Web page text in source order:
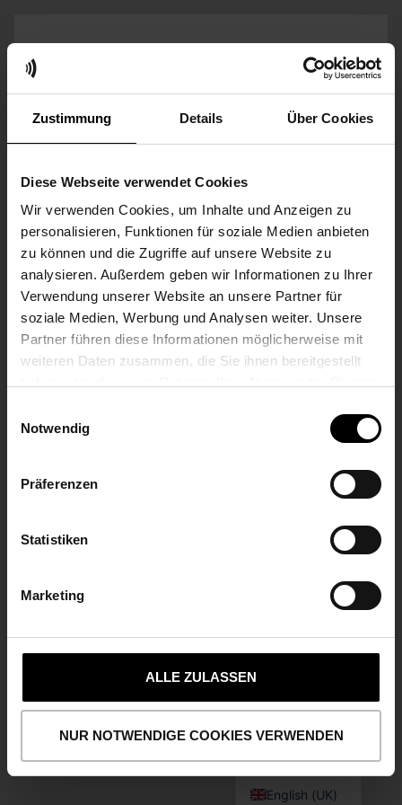
Zustimmung Details Über Cookies
Diese Webseite verwendet Cookies
Wir verwenden Cookies, um Inhalte und Anzeigen zu
personalisieren, Funktionen für soziale Medien anbieten
zu können und die Zugriffe auf unsere Website zu
analysieren. Außerdem geben wir Informationen zu Ihrer
Verwendung unserer Website an unsere Partner für
soziale Medien, Werbung und Analysen weiter. Unsere
Partner führen diese Informationen möglicherweise mit
weiteren Daten zusammen, die Sie ihnen bereitgestellt
Notwendig
Präferenzen
Statistiken
Marketing
ALLE ZULASSEN
NUR NOTWENDIGE COOKIES VERWENDEN
technology provider of innovative communication,
information and security systemsMade in
Germany.
Funkwerk uses customised concepts to control
and rationalise operational processes in the areas
of mobility and digital infrastructure.
CONTACT US
Im Funkwerk 5
+49 3635 458-0
DATA PROTECTION
English (UK)
Deutsch
Español
Français